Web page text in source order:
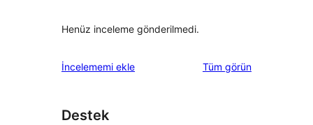
Henüz inceleme gönderilmedi.
İncelememi ekle Tüm değerlendirmeleri
görün
Destek